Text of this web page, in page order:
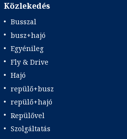
Közlekedés
Busszal
busz+hajó
Egyénileg
Fly & Drive
Hajó
repülő+busz
repülő+hajó
Repülővel
Szolgáltatás